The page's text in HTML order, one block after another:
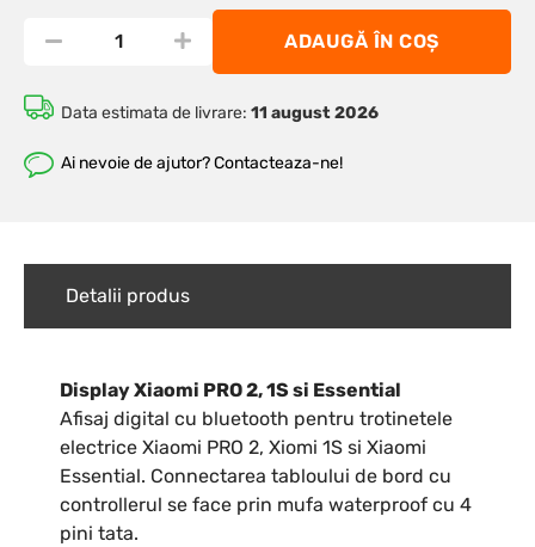
ADAUGĂ ÎN COȘ
Data estimata de livrare: 11 august 2026
Ai nevoie de ajutor? Contacteaza-ne!
Detalii produs
Display Xiaomi PRO 2, 1S si Essential
Afisaj digital cu bluetooth pentru trotinetele
electrice Xiaomi PRO 2, Xiomi 1S si Xiaomi
Essential. Connectarea tabloului de bord cu
controllerul se face prin mufa waterproof cu 4
pini tata.